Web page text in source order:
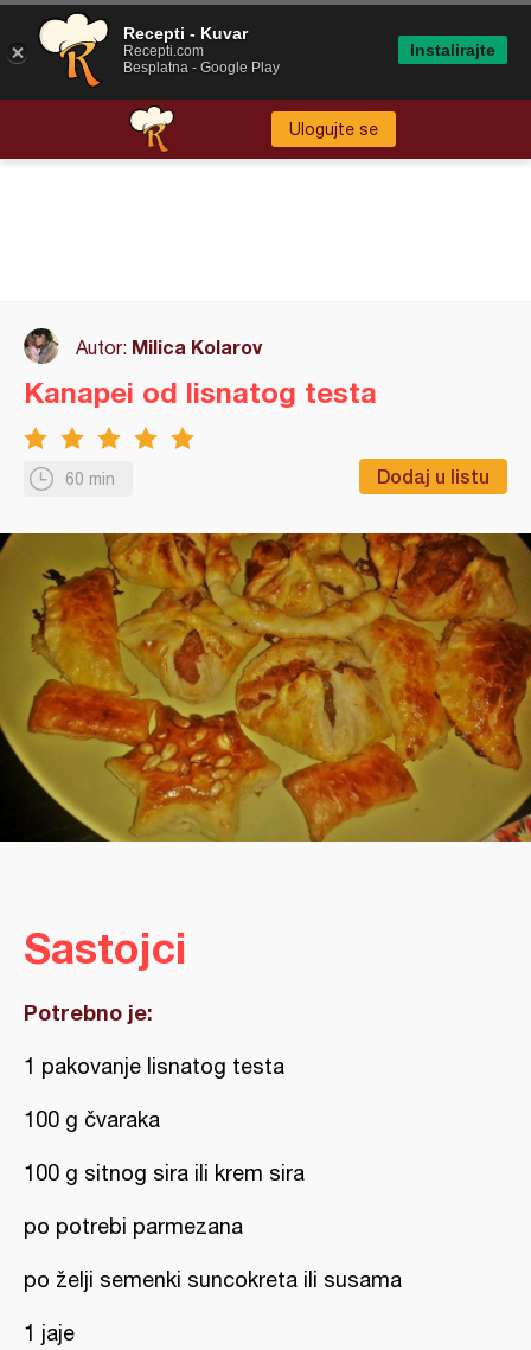
Ulogujte se
Autor: Milica Kolarov
60 min Dodaj u listu
Kanapei od lisnatog testa
Sastojci
Potrebno je:
1 pakovanje lisnatog testa
100 g čvaraka
100 g sitnog sira ili krem sira
po potrebi parmezana
po želji semenki suncokreta ili susama
1 jaje
Recepti - Kuvar
Recepti.com
Besplatna - Google Play
Instalirajte